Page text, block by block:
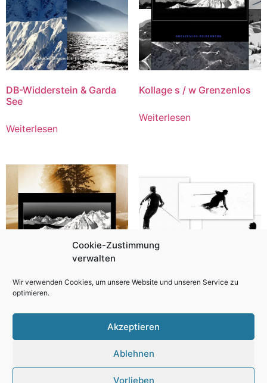
Cookie-Zustimmung
verwalten
Wir verwenden Cookies, um unsere Website und unseren Service zu
optimieren.
Akzeptieren
Ablehnen
Vorlieben
DB-Widderstein & Garda
See
Weiterlesen
Kollage s / w Grenzenlos
Weiterlesen